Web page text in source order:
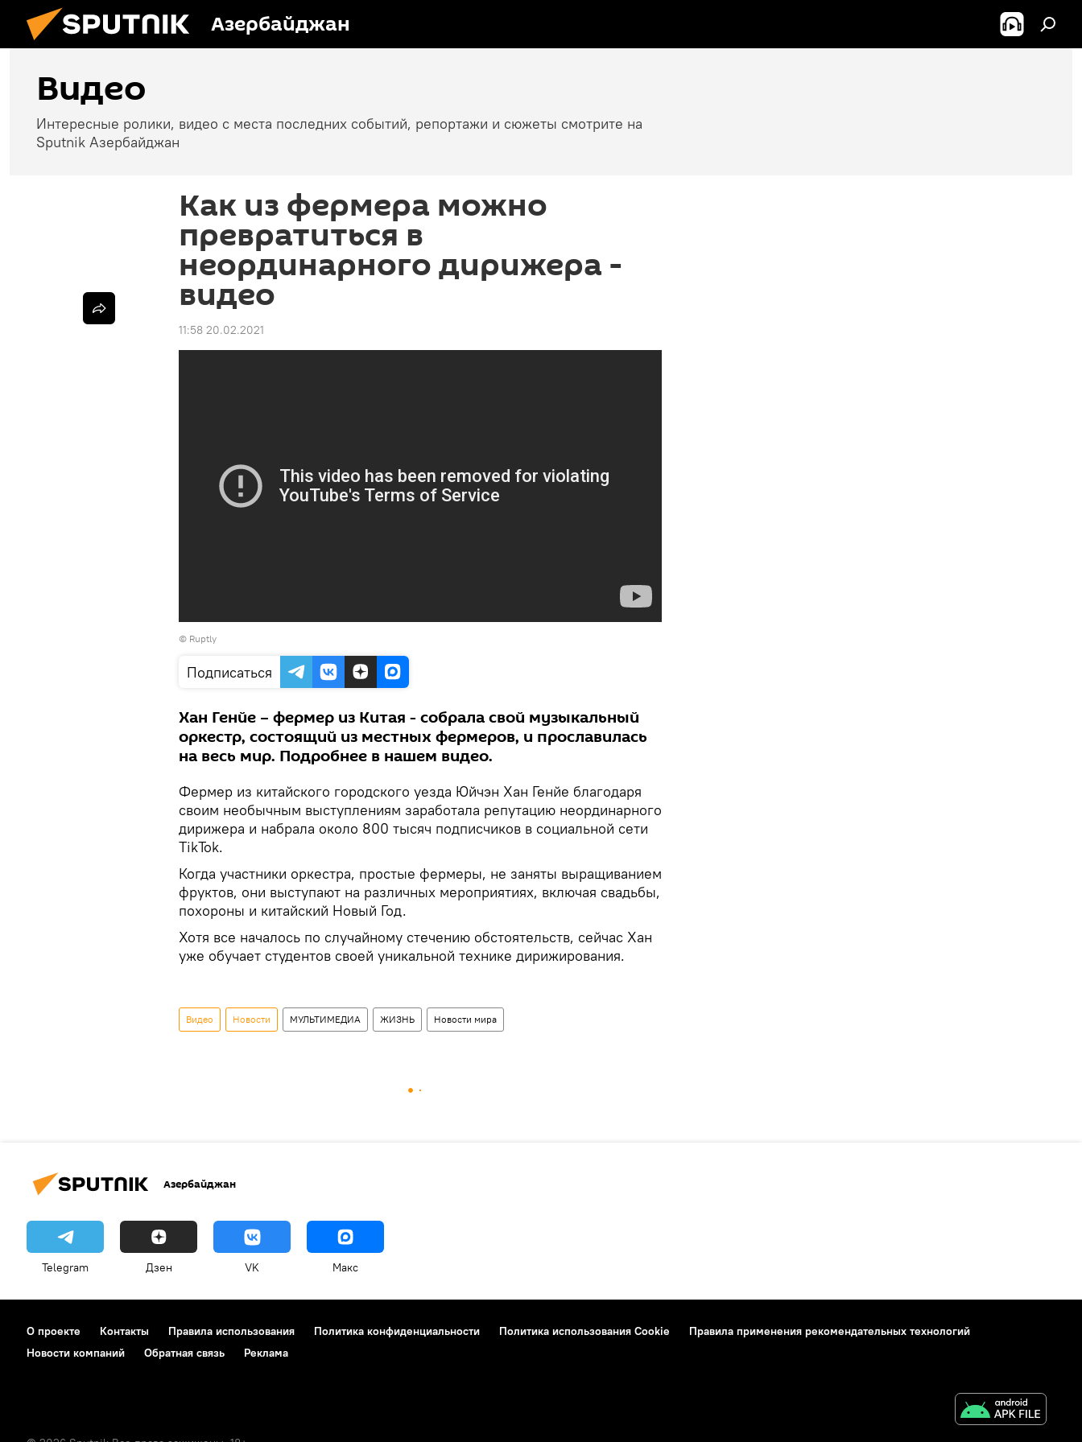
Азербайджан
Видео
Интересные ролики, видео с места последних событий, репортажи и сюжеты смотрите на
Sputnik Азербайджан
Как из фермера можно
превратиться в
неординарного дирижера -
видео
11:58 20.02.2021
© Ruptly
Подписаться
Хан Генйе – фермер из Китая - собрала свой музыкальный
оркестр, состоящий из местных фермеров, и прославилась
на весь мир. Подробнее в нашем видео.
Фермер из китайского городского уезда Юйчэн Хан Генйе благодаря
своим необычным выступлениям заработала репутацию неординарного
дирижера и набрала около 800 тысяч подписчиков в социальной сети
TikTok.
Когда участники оркестра, простые фермеры, не заняты выращиванием
фруктов, они выступают на различных мероприятиях, включая свадьбы,
похороны и китайский Новый Год.
Хотя все началось по случайному стечению обстоятельств, сейчас Хан
уже обучает студентов своей уникальной технике дирижирования.
Видео Новости МУЛЬТИМЕДИА ЖИЗНЬ Новости мира
Азербайджан
Telegram Дзен VK Макс
О проекте Контакты Правила использования Политика конфиденциальности Политика использования Cookie
Правила применения рекомендательных технологий
Новости компаний
Обратная связь Реклама